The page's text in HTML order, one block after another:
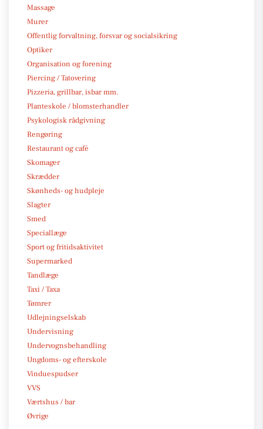
Massage
Murer
Offentlig forvaltning, forsvar og socialsikring
Optiker
Organisation og forening
Piercing / Tatovering
Pizzeria, grillbar, isbar mm.
Planteskole / blomsterhandler
Psykologisk rådgivning
Rengøring
Restaurant og café
Skomager
Skrædder
Skønheds- og hudpleje
Slagter
Smed
Speciallæge
Sport og fritidsaktivitet
Supermarked
Tandlæge
Taxi / Taxa
Tømrer
Udlejningselskab
Undervisning
Undervognsbehandling
Ungdoms- og efterskole
Vinduespudser
VVS
Værtshus / bar
Øvrige